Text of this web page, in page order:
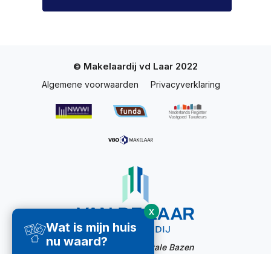
Wat is mijn huis
nu waard?
X
© Makelaardij vd Laar 2022
Algemene voorwaarden Privacyverklaring
Website door: Digitale Bazen